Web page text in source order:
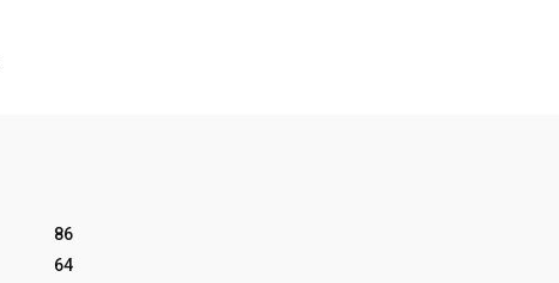
86
64